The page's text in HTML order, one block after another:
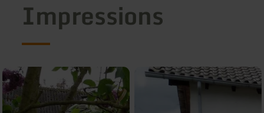
Impressions